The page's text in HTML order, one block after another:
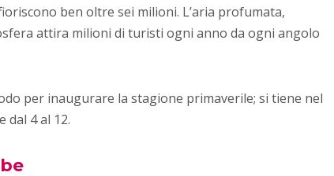
ben oltre sei milioni. L’aria profumata,
attira milioni di turisti ogni anno da ogni angolo
per inaugurare la stagione primaverile; si tiene nel
dal 4 al 12.